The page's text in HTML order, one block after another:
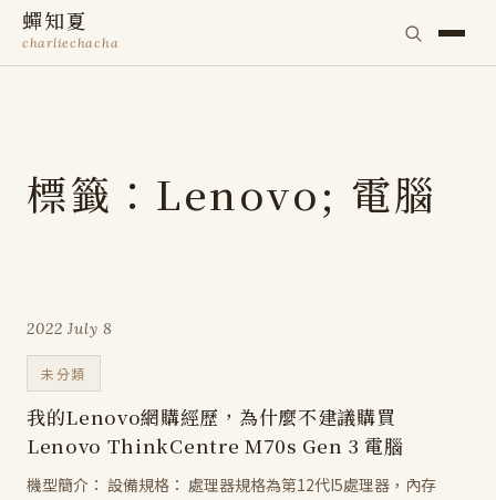
蟬知夏
charliechacha
標籤：Lenovo; 電腦
2022 July 8
未分類
我的Lenovo網購經歷，為什麼不建議購買
Lenovo ThinkCentre M70s Gen 3 電腦
機型簡介： 設備規格： 處理器規格為第12代I5處理器，內存